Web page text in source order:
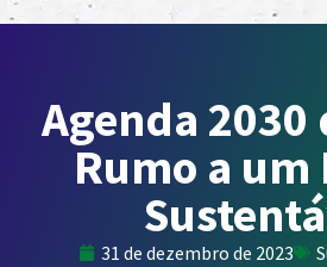
Agenda 2030
Rumo a
31 de dezembro de 2023